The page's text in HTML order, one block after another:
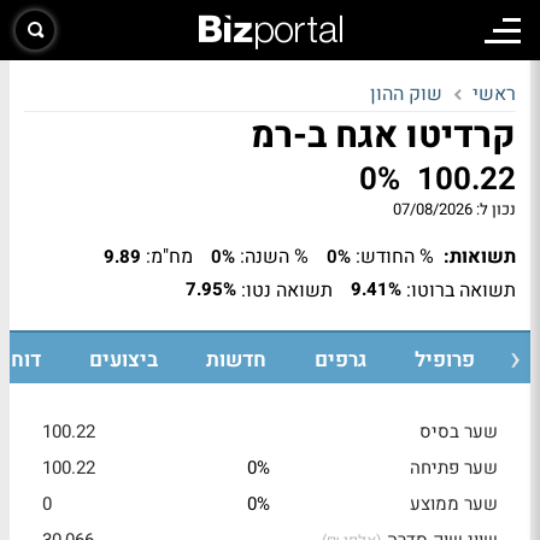
ראשי שוק ההון
קרדיטו אגח ב-רמ
100.22
0%
נכון ל: 07/08/2026
תשואות: % החודש: 0% % השנה: 0% מח"מ: 9.89
תשואה ברוטו: 9.41% תשואה נטו: 7.95%
פרופיל גרפים חדשות ביצועים
שער בסיס
100.22
שער פתיחה
0%
100.22
שער ממוצע
0%
0